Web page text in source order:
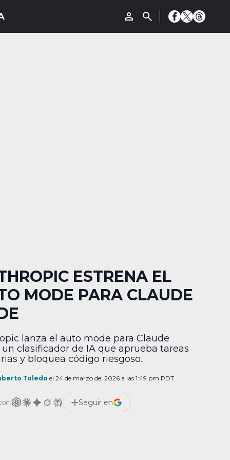
ESTRENA EL
MODE PARA CLAUDE
lanza el auto mode para Claude
un clasificador de IA que aprueba tareas
y bloquea código riesgoso.
Toledo el 24 de marzo del 2026 a las 1:49 pm PDT
Seguir en